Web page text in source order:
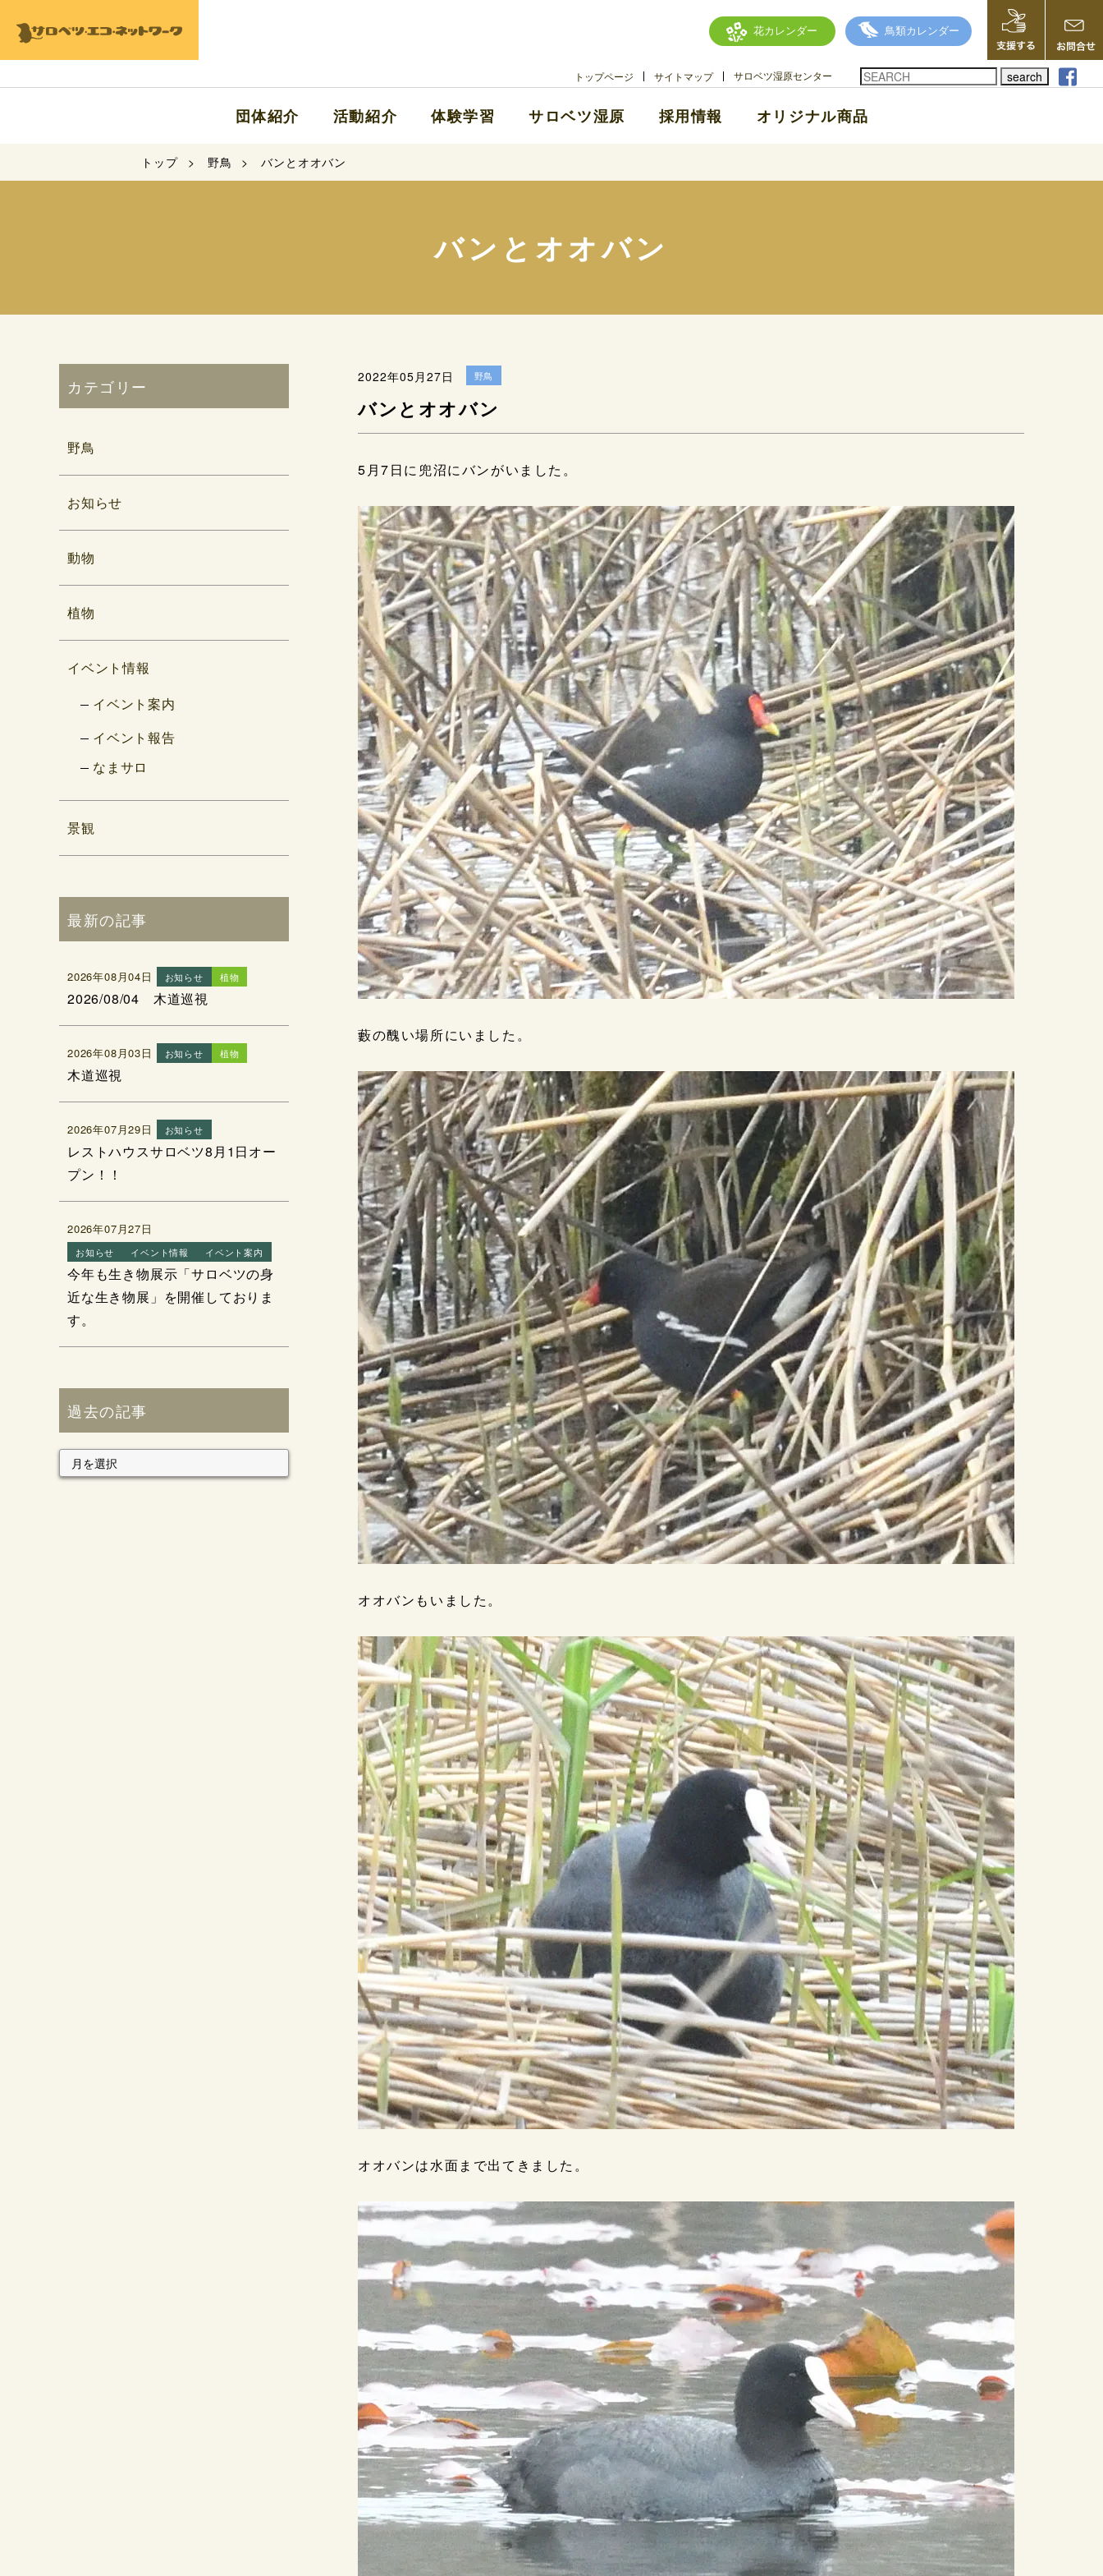
花カレンダー 鳥類カレンダー
トップページ サイトマップ サロベツ湿原センター search
団体紹介 活動紹介 体験学習 サロベツ湿原 採用情報 オリジナル商品
トップ 野鳥 バンとオオバン
バンとオオバン
2022年05月27日 野鳥
バンとオオバン
5月7日に兜沼にバンがいました。
藪の醜い場所にいました。
オオバンもいました。
オオバンは水面まで出てきました。
カテゴリー
野鳥
お知らせ
動物
植物
イベント情報
イベント案内
イベント報告
なまサロ
景観
最新の記事
2026年08月04日 お知らせ 植物
2026/08/04 木道巡視
2026年08月03日 お知らせ 植物
木道巡視
2026年07月29日 お知らせ
レストハウスサロベツ8月1日オー
プン！！
2026年07月27日
お知らせ イベント情報 イベント案内
今年も生き物展示「サロベツの身
近な生き物展」を開催しておりま
す。
過去の記事